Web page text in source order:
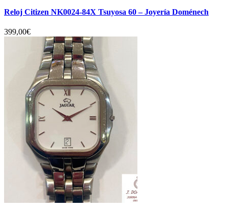
Reloj Citizen NK0024-84X Tsuyosa 60 – Joyería Doménech
399,00€